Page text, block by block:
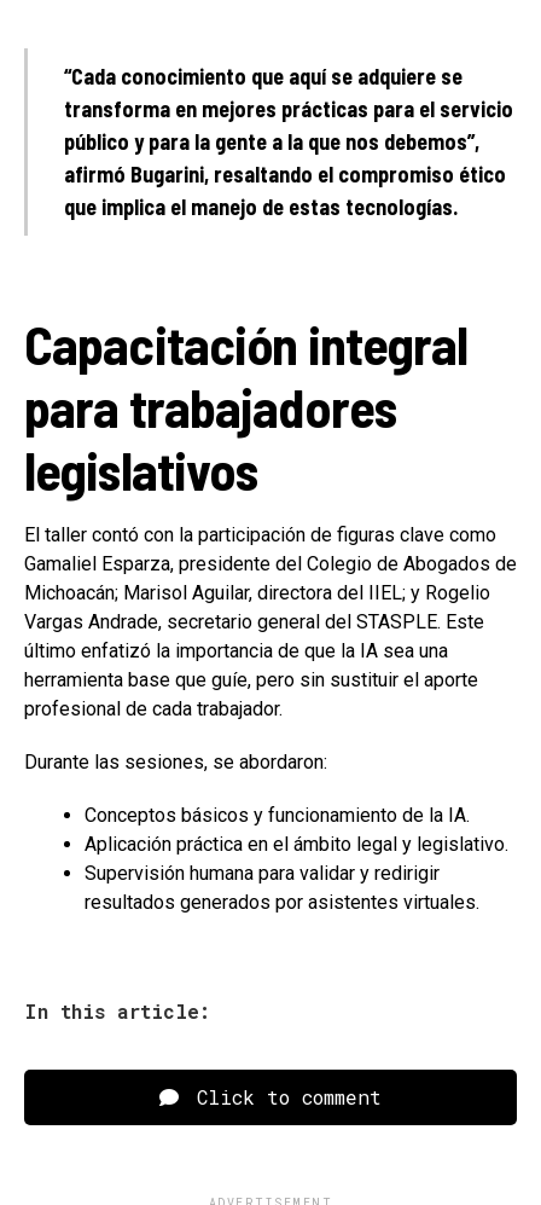
“Cada conocimiento que aquí se adquiere se
transforma en mejores prácticas para el servicio
público y para la gente a la que nos debemos”,
afirmó Bugarini, resaltando el compromiso ético
que implica el manejo de estas tecnologías.
Capacitación integral
para trabajadores
legislativos
El taller contó con la participación de figuras clave como
Gamaliel Esparza, presidente del Colegio de Abogados de
Michoacán; Marisol Aguilar, directora del IIEL; y Rogelio
Vargas Andrade, secretario general del STASPLE. Este
último enfatizó la importancia de que la IA sea una
herramienta base que guíe, pero sin sustituir el aporte
profesional de cada trabajador.
Durante las sesiones, se abordaron:
Conceptos básicos y funcionamiento de la IA.
Aplicación práctica en el ámbito legal y legislativo.
Supervisión humana para validar y redirigir
resultados generados por asistentes virtuales.
In this article:
Click to comment